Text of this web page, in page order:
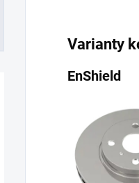
Varianty
EnShield